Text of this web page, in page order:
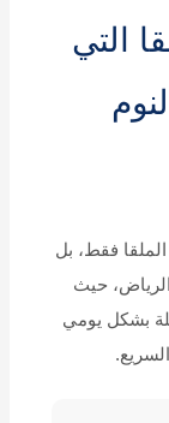
التي
فقط، بل
حيث
بشكل يومي